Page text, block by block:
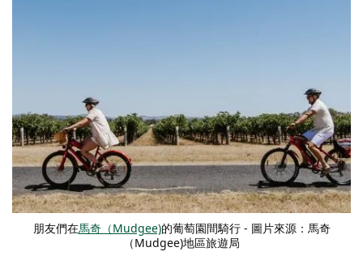
朋友們在馬奇（Mudgee)的葡萄園間騎行 - 圖片來源：馬奇
（Mudgee)地區旅遊局